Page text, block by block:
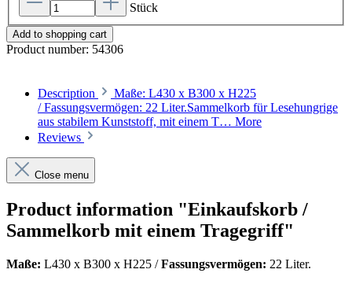
Stück
Add to shopping cart
Product number: 54306
Description
Maße: L430 x B300 x H225
/ Fassungsvermögen: 22 Liter.Sammelkorb für Lesehungrige
aus stabilem Kunststoff, mit einem T… More
Reviews
Close menu
Product information "Einkaufskorb /
Sammelkorb mit einem Tragegriff"
Maße: L430 x B300 x H225 /Fassungsvermögen: 22 Liter.